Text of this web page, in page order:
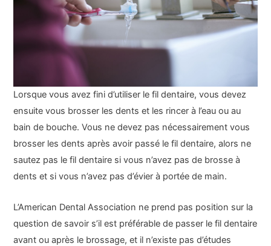
Lorsque vous avez fini d’utiliser le fil dentaire, vous devez
ensuite vous brosser les dents et les rincer à l’eau ou au
bain de bouche. Vous ne devez pas nécessairement vous
brosser les dents après avoir passé le fil dentaire, alors ne
sautez pas le fil dentaire si vous n’avez pas de brosse à
dents et si vous n’avez pas d’évier à portée de main.
L’American Dental Association ne prend pas position sur la
question de savoir s’il est préférable de passer le fil dentaire
avant ou après le brossage, et il n’existe pas d’études